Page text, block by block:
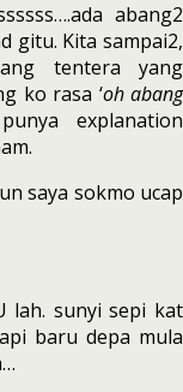
abang2
gitu. Kita sampai2,
tentera yang
ko rasa ‘oh abang
explanation
saya sokmo ucap
lah. sunyi sepi kat
baru depa mula